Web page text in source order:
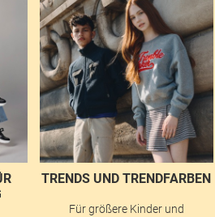
K
TRENDS UND TRENDFARBEN
Für größere Kinder und